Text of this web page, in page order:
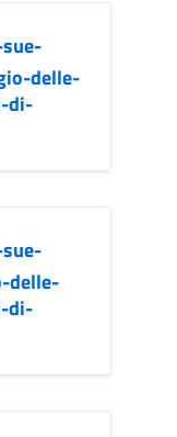
delle-
di-
delle-
di-